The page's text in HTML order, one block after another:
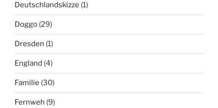
Deutschlandskizze (1)
Doggo (29)
Dresden (1)
England (4)
Familie (30)
Fernweh (9)